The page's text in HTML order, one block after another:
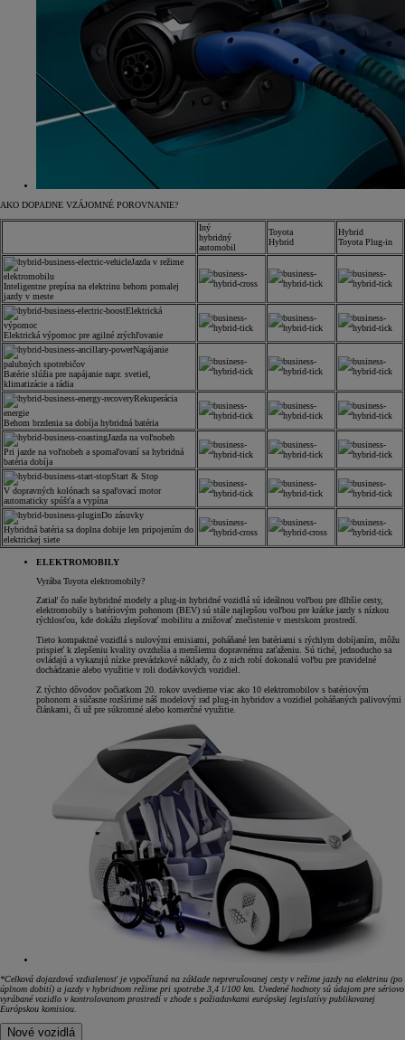
AKO DOPADNE VZÁJOMNÉ POROVNANIE?
Iný
hybridný
automobil
Toyota
Hybrid
Hybrid
Toyota Plug-in
Jazda v režime
elektromobilu
Inteligentne prepína na elektrinu behom pomalej
jazdy v meste
Elektrická
výpomoc
Elektrická výpomoc pre agilné zrýchľovanie
Napájanie
palubných spotrebičov
Batérie slúžia pre napájanie napr. svetiel,
klimatizácie a rádia
Rekuperácia
energie
Behom brzdenia sa dobíja hybridná batéria
Jazda na voľnobeh
Pri jazde na voľnobeh a spomaľovaní sa hybridná
batéria dobíja
Start & Stop
V dopravných kolónach sa spaľovací motor
automaticky spúšťa a vypína
Do zásuvky
Hybridná batéria sa doplna dobije len pripojením do
elektrickej siete
ELEKTROMOBILY
Vyrába Toyota elektromobily?
Zatiaľ čo naše hybridné modely a plug-in hybridné vozidlá sú ideálnou voľbou pre dlhšie cesty,
elektromobily s batériovým pohonom (BEV) sú stále najlepšou voľbou pre krátke jazdy s nízkou
rýchlosťou, kde dokážu zlepšovať mobilitu a znižovať znečistenie v mestskom prostredí.
Tieto kompaktné vozidlá s nulovými emisiami, poháňané len batériami s rýchlym dobíjaním, môžu
prispieť k zlepšeniu kvality ovzdušia a menšiemu dopravnému zaťaženiu. Sú tiché, jednoducho sa
ovládajú a vykazujú nízke prevádzkové náklady, čo z nich robí dokonalú voľbu pre pravidelné
dochádzanie alebo využitie v roli dodávkových vozidiel.
Z týchto dôvodov počiatkom 20. rokov uvedieme viac ako 10 elektromobilov s batériovým
pohonom a súčasne rozšírime náš modelový rad plug-in hybridov a vozidiel poháňaných palivovými
článkami, či už pre súkromné alebo komerčné využitie.
*Celková dojazdová vzdialenosť je vypočítaná na základe neprerušovanej cesty v režime jazdy na elektrinu (po
úplnom dobití) a jazdy v hybridnom režime pri spotrebe 3,4 l/100 km. Uvedené hodnoty sú údajom pre sériovo
vyrábané vozidlo v kontrolovanom prostredí v zhode s požiadavkami európskej legislatívy publikovanej
Európskou komisiou.
Nové vozidlá